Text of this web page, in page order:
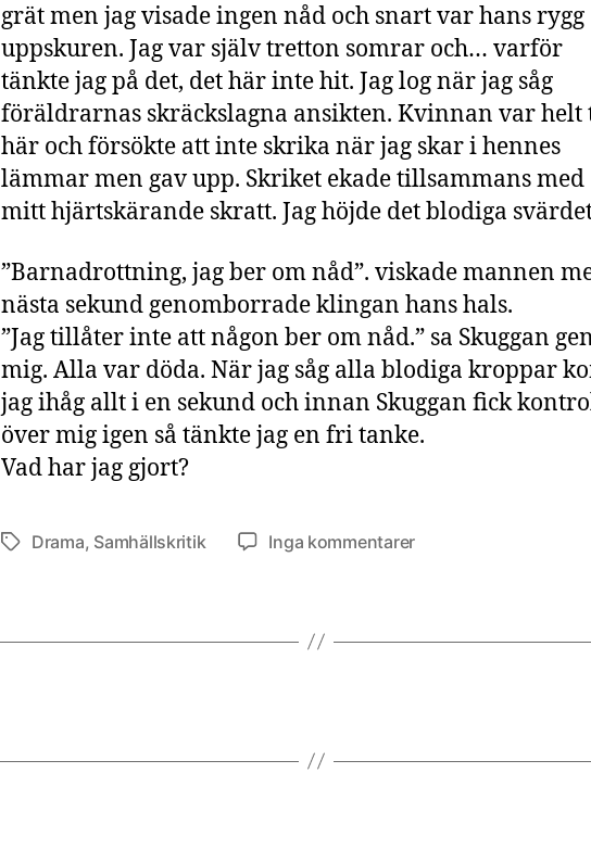
grät men jag visade ingen nåd och snart var hans rygg
uppskuren. Jag var själv tretton somrar och… varför
tänkte jag på det, det här inte hit. Jag log när jag såg
föräldrarnas skräckslagna ansikten. Kvinnan var helt
här och försökte att inte skrika när jag skar i hennes
lämmar men gav upp. Skriket ekade tillsammans med
mitt hjärtskärande skratt. Jag höjde det blodiga
”Barnadrottning, jag ber om nåd”. viskade mannen
nästa sekund genomborrade klingan hans hals.
”Jag tillåter inte att någon ber om nåd.” sa Skuggan
mig. Alla var döda. När jag såg alla blodiga kroppar
jag ihåg allt i en sekund och innan Skuggan fick
över mig igen så tänkte jag en fri tanke.
Vad har jag gjort?
Etiketter
Drama, Samhällskritik Inga kommentarertill